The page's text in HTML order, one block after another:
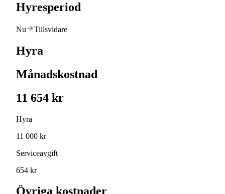
Hyresperiod
Nu Tillsvidare
Hyra
Månadskostnad
11 654 kr
Hyra
11 000 kr
Serviceavgift
654 kr
Övriga kostnader